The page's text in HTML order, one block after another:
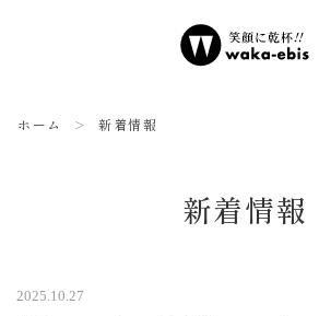
ホーム 新着情報
新着情報
2025.10.27